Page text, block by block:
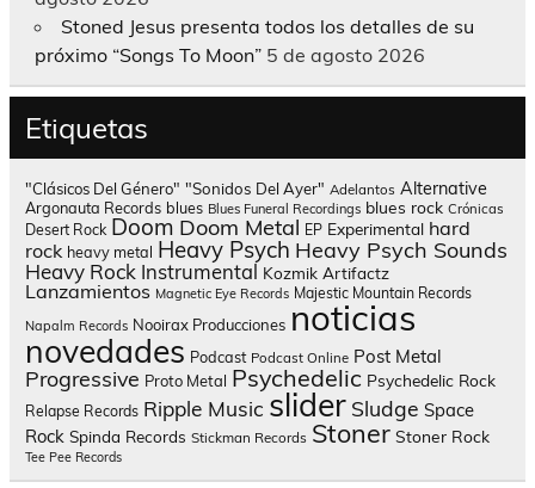
Stoned Jesus presenta todos los detalles de su
próximo “Songs To Moon” 5 de agosto 2026
Etiquetas
"Clásicos Del Género" "Sonidos Del Ayer" Adelantos Alternative
Argonauta Records blues Blues Funeral Recordings blues rock Crónicas
Desert Rock Doom Doom Metal EP Experimental hard
rock heavy metal Heavy Psych Heavy Psych Sounds
Heavy Rock Instrumental Kozmik Artifactz
Lanzamientos Magnetic Eye Records Majestic Mountain Records
Napalm Records Nooirax Producciones noticias
novedades Podcast Podcast Online Post Metal
Progressive Proto Metal Psychedelic Psychedelic Rock
Relapse Records Ripple Music slider Sludge Space
Rock Spinda Records Stickman Records Stoner Stoner Rock
Tee Pee Records